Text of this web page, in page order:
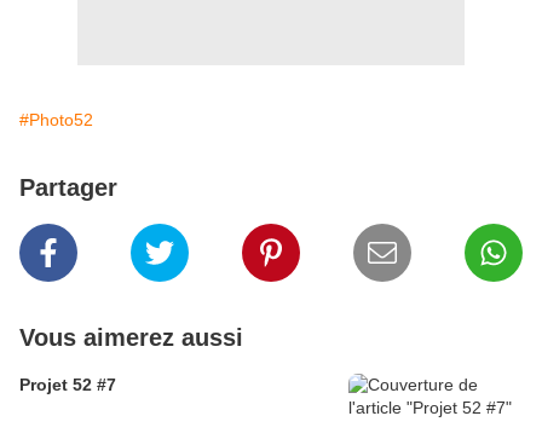
#Photo52
Partager
Vous aimerez aussi
Projet 52 #7